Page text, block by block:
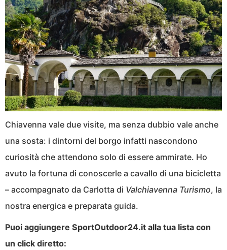
Chiavenna vale due visite, ma senza dubbio vale anche
una sosta: i dintorni del borgo infatti nascondono
curiosità che attendono solo di essere ammirate. Ho
avuto la fortuna di conoscerle a cavallo di una bicicletta
– accompagnato da Carlotta di Valchiavenna Turismo, la
nostra energica e preparata guida.
Puoi aggiungere SportOutdoor24.it alla tua lista con
un click diretto: